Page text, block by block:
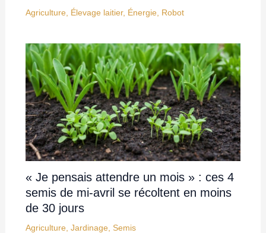
Agriculture Élevage laitier, Énergie Robot
« Je pensais attendre un mois » : ces 4
semis de mi-avril se récoltent en moins
de 30 jours
Agriculture Jardinage Semis